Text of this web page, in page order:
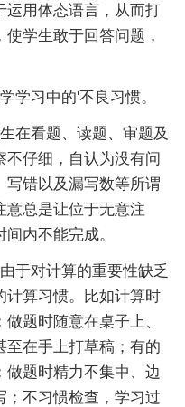
运用体态语言，从而打
学生敢于回答问题，
习中的'不良习惯。
看题、读题、审题及
不仔细，自认为没有问
写错以及漏写数等所谓
意总是让位于无意注
内不能完成。
对计算的重要性缺乏
计算习惯。比如计算时
题时随意在桌子上、
至在手上打草稿；有的
做题时精力不集中、边
；不习惯检查，学习过